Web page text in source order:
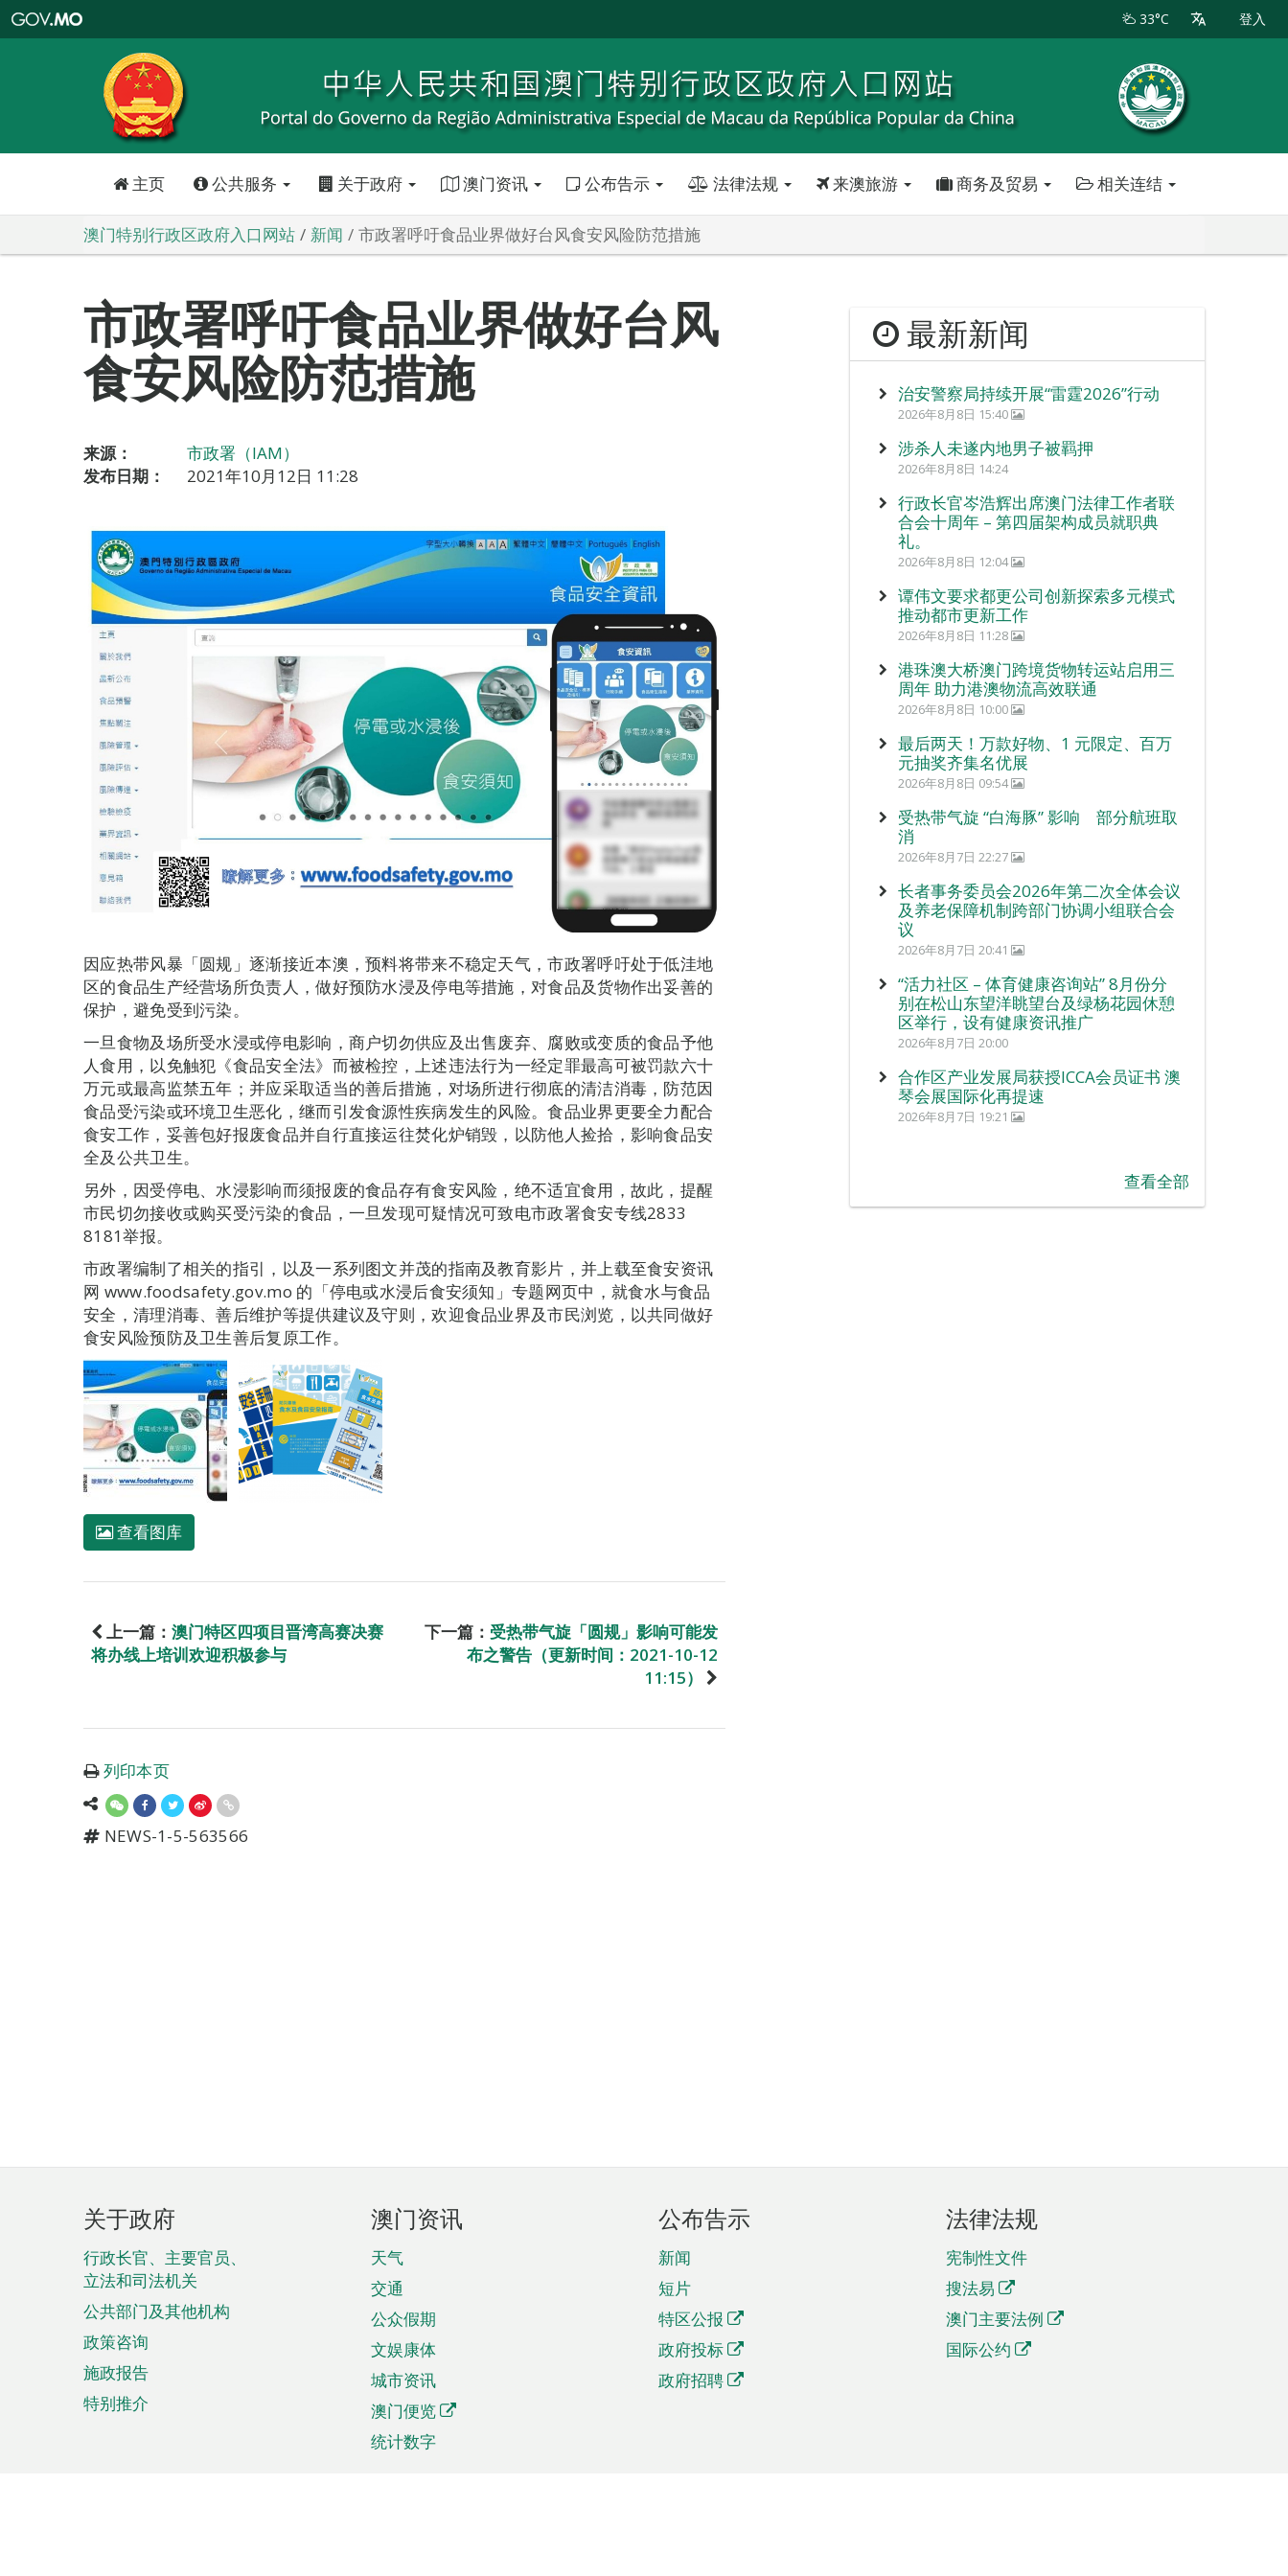
特
政
区
政
口
33°C 登入
主页 公共服务 关于政府 澳门资讯 公布告示 法律法规 来澳旅游 商务及贸易 相关连结
澳门特别行政区政府入口网站 新闻 市政署呼吁食品业界做好台风食安风险防范措施
市政署呼吁食品业界做好台风
食安风险防范措施
来源：
市政署（IAM）
发布日期：
2021年10月12日 11:28
因应热带风暴「圆规」逐渐接近本澳，预料将带来不稳定天气，市政署呼吁处于低洼地
区的食品生产经营场所负责人，做好预防水浸及停电等措施，对食品及货物作出妥善的
保护，避免受到污染。
一旦食物及场所受水浸或停电影响，商户切勿供应及出售废弃、腐败或变质的食品予他
人食用，以免触犯《食品安全法》而被检控，上述违法行为一经定罪最高可被罚款六十
万元或最高监禁五年；并应采取适当的善后措施，对场所进行彻底的清洁消毒，防范因
食品受污染或环境卫生恶化，继而引发食源性疾病发生的风险。食品业界更要全力配合
食安工作，妥善包好报废食品并自行直接运往焚化炉销毁，以防他人捡拾，影响食品安
全及公共卫生。
另外，因受停电、水浸影响而须报废的食品存有食安风险，绝不适宜食用，故此，提醒
市民切勿接收或购买受污染的食品，一旦发现可疑情况可致电市政署食安专线2833
8181举报。
市政署编制了相关的指引，以及一系列图文并茂的指南及教育影片，并上载至食安资讯
网 www.foodsafety.gov.mo 的「停电或水浸后食安须知」专题网页中，就食水与食品
安全，清理消毒、善后维护等提供建议及守则，欢迎食品业界及市民浏览，以共同做好
食安风险预防及卫生善后复原工作。
查看图库
上一篇： 澳门特区四项目晋湾高赛决赛
将办线上培训欢迎积极参与
下一篇： 受热带气旋「圆规」影响可能发
布之警告（更新时间：2021-10-12
11:15）
列印本页
NEWS-1-5-563566
最新新闻
治安警察局持续开展“雷霆2026”行动
2026年8月8日 15:40
涉杀人未遂内地男子被羁押
2026年8月8日 14:24
行政长官岑浩辉出席澳门法律工作者联
合会十周年 – 第四届架构成员就职典
礼。
2026年8月8日 12:04
谭伟文要求都更公司创新探索多元模式
推动都市更新工作
2026年8月8日 11:28
港珠澳大桥澳门跨境货物转运站启用三
周年 助力港澳物流高效联通
2026年8月8日 10:00
最后两天！万款好物、1 元限定、百万
元抽奖齐集名优展
2026年8月8日 09:54
受热带气旋 “白海豚” 影响 部分航班取
消
2026年8月7日 22:27
长者事务委员会2026年第二次全体会议
及养老保障机制跨部门协调小组联合会
议
2026年8月7日 20:41
“活力社区 – 体育健康咨询站” 8月份分
别在松山东望洋眺望台及绿杨花园休憩
区举行，设有健康资讯推广
2026年8月7日 20:00
合作区产业发展局获授ICCA会员证书 澳
琴会展国际化再提速
2026年8月7日 19:21
查看全部
页
脚
菜
单
关于政府
行政长官、主要官员、
立法和司法机关
公共部门及其他机构
政策咨询
施政报告
特别推介
澳门资讯
天气
交通
公众假期
文娱康体
城市资讯
澳门便览
统计数字
公布告示
新闻
短片
特区公报
政府投标
政府招聘
法律法规
宪制性文件
搜法易
澳门主要法例
国际公约